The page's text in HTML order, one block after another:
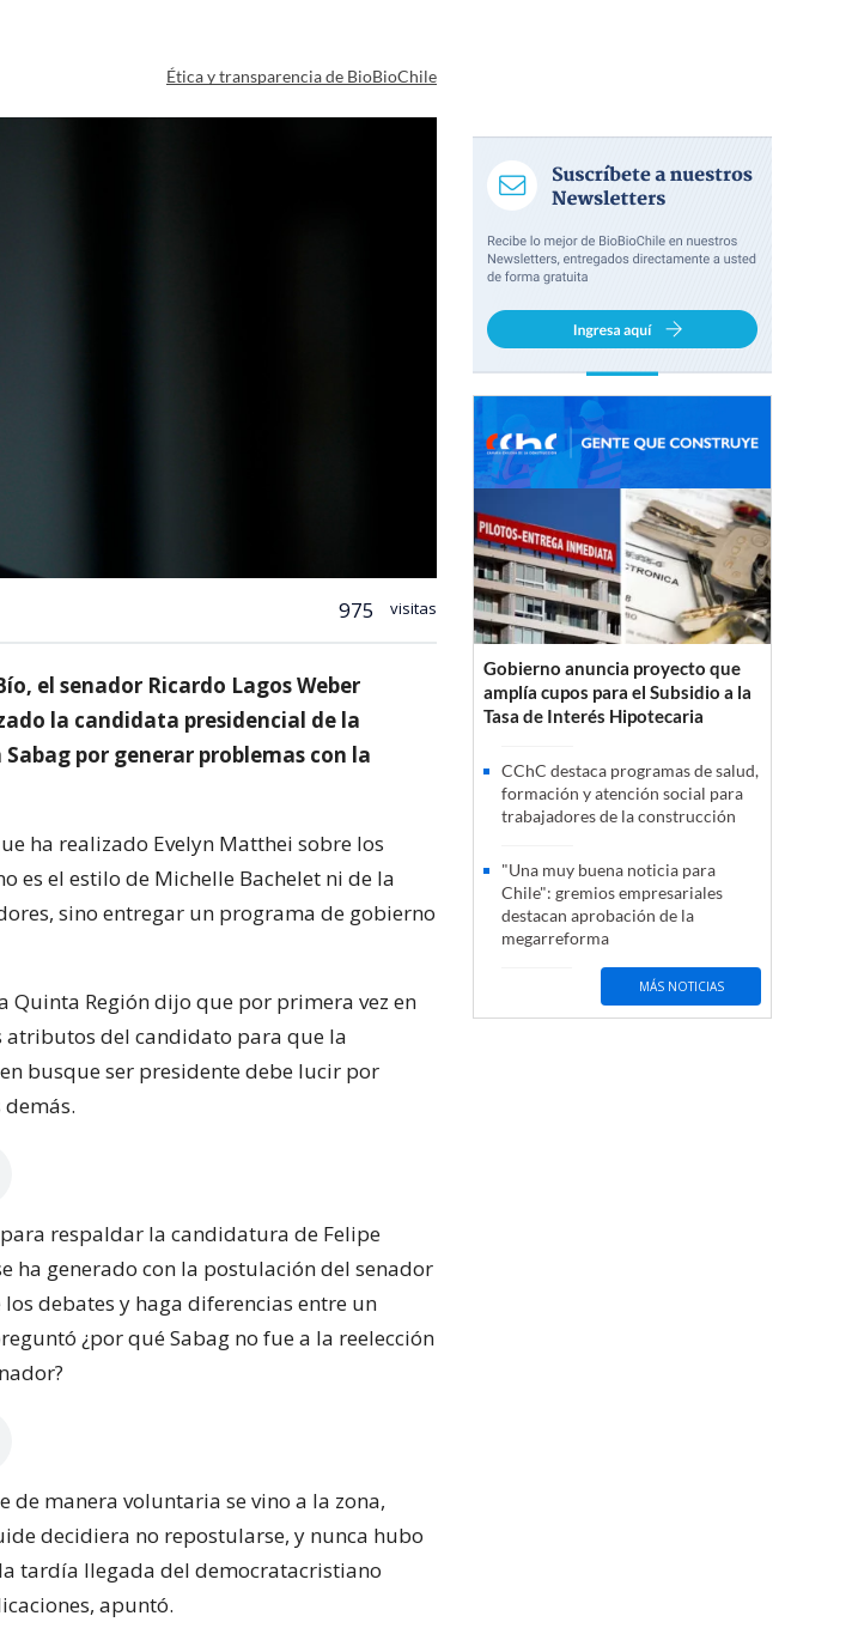
Ética y transparencia de BioBioChile
975 visitas
el senador Ricardo Lagos Weber
la candidata presidencial de la
por generar problemas con la
ha realizado Evelyn Matthei sobre los
es el estilo de Michelle Bachelet ni de la
sino entregar un programa de gobierno
Quinta Región dijo que por primera vez en
atributos del candidato para que la
busque ser presidente debe lucir por
respaldar la candidatura de Felipe
ha generado con la postulación del senador
debates y haga diferencias entre un
¿por qué Sabag no fue a la reelección
manera voluntaria se vino a la zona,
decidiera no repostularse, y nunca hubo
tardía llegada del democratacristiano
apuntó.
Gobierno anuncia proyecto que
amplía cupos para el Subsidio a la
Tasa de Interés Hipotecaria
CChC destaca programas de salud,
formación y atención social para
trabajadores de la construcción
"Una muy buena noticia para
Chile": gremios empresariales
destacan aprobación de la
megarreforma
MÁS NOTICIAS